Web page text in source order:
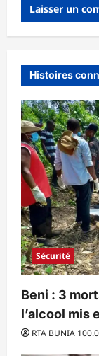
Histoires
Sécurité
Beni : 3
l’alcool mis
RTA BUNIA